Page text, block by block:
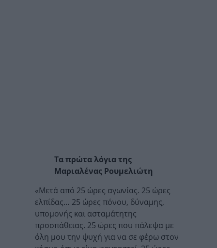
Τα πρώτα λόγια της
Μαριαλένας Ρουμελιώτη
«Μετά από 25 ώρες αγωνίας. 25 ώρες
ελπίδας… 25 ώρες πόνου, δύναμης,
υπομονής και ασταμάτητης
προσπάθειας. 25 ώρες που πάλεψα με
όλη μου την ψυχή για να σε φέρω στον